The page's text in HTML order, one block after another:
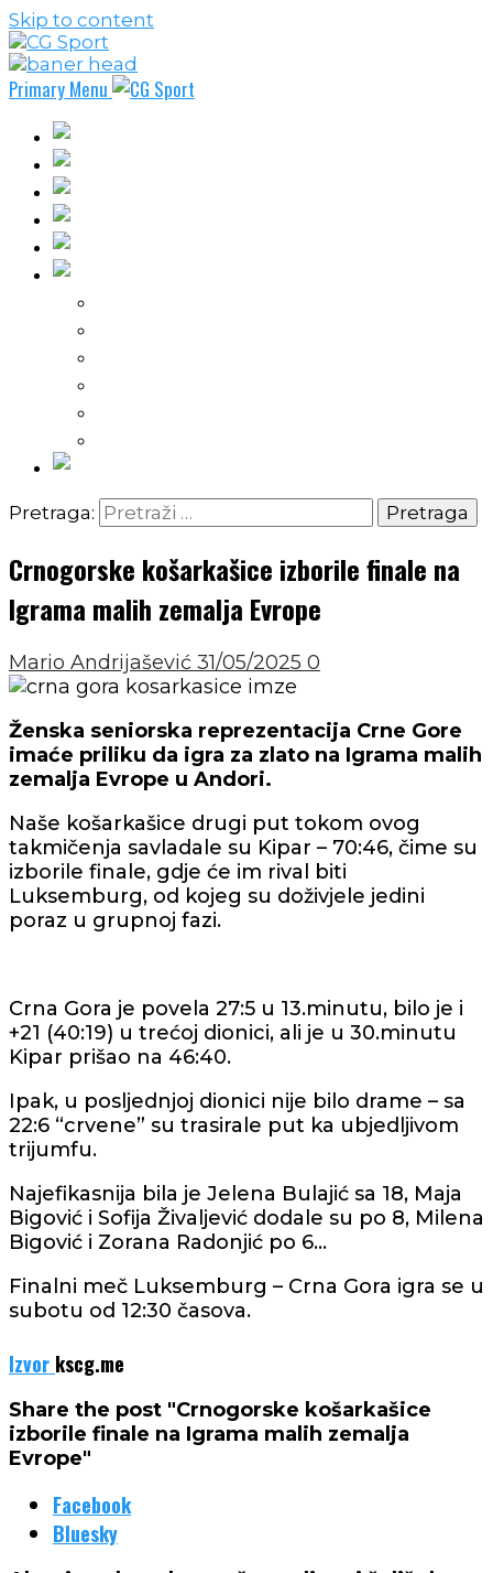
Skip to content
Primary Menu
Pretraga:
Crnogorske košarkašice izborile finale na
Igrama malih zemalja Evrope
Mario Andrijašević 31/05/2025 0
Ženska seniorska reprezentacija Crne Gore
imaće priliku da igra za zlato na Igrama malih
zemalja Evrope u Andori.
Naše košarkašice drugi put tokom ovog
takmičenja savladale su Kipar – 70:46, čime su
izborile finale, gdje će im rival biti
Luksemburg, od kojeg su doživjele jedini
poraz u grupnoj fazi.
Crna Gora je povela 27:5 u 13.minutu, bilo je i
+21 (40:19) u trećoj dionici, ali je u 30.minutu
Kipar prišao na 46:40.
Ipak, u posljednjoj dionici nije bilo drame – sa
22:6 “crvene” su trasirale put ka ubjedljivom
trijumfu.
Najefikasnija bila je Jelena Bulajić sa 18, Maja
Bigović i Sofija Živaljević dodale su po 8, Milena
Bigović i Zorana Radonjić po 6…
Finalni meč Luksemburg – Crna Gora igra se u
subotu od 12:30 časova.
Izvor kscg.me
Share the post "Crnogorske košarkašice
izborile finale na Igrama malih zemalja
Evrope"
Facebook
Bluesky